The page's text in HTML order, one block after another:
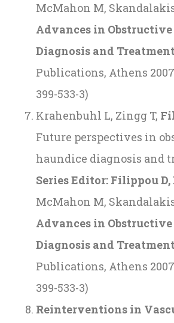
McMahon M, Skandalakis
Advances in
Diagnosis and Treatment
Publications, Athens 2007
399-533-3)
Krahenbuhl L, Zingg T,
Future perspectives in
haundice diagnosis and
Series Editor: Filippou
McMahon M, Skandalakis
Advances in
Diagnosis and Treatment
Publications, Athens 2007
399-533-3)
Reinterventions in